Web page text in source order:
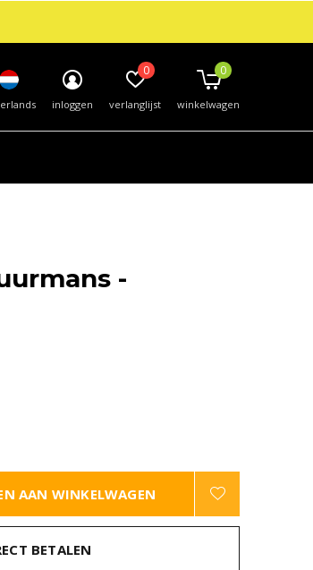
inloggen verlanglijst
0
winkelwagen
0
-
AAN WINKELWAGEN
BETALEN